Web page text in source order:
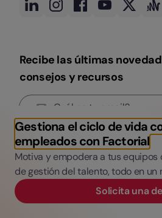
Gestiona el ciclo de vida
empleados con Factorial
Motiva y empodera a tus
de gestión del talento, todo en un
Solicita una
Recibe las últimas
consejos y recursos
Al introducir tu correo y hacer clic en
newsletters y correos de marketing de
(Factorial). Consulta nuestraPolítica de
información sobre el uso de tus datos, tus
cómo retirar tu consentimiento.
Blog